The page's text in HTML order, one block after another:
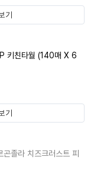
기
키친타월 (140매 X 6
기
곤졸라 치즈크러스트 피